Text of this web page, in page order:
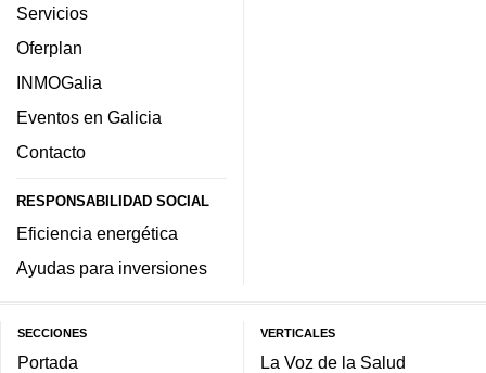
Servicios
Oferplan
INMOGalia
Eventos en Galicia
Contacto
RESPONSABILIDAD SOCIAL
Eficiencia energética
Ayudas para inversiones
SECCIONES
Portada
VERTICALES
La Voz de la Salud